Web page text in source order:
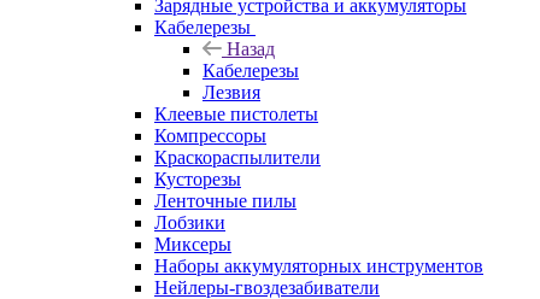
Зарядные устройства и аккумуляторы
Кабелерезы
Назад
Кабелерезы
Лезвия
Клеевые пистолеты
Компрессоры
Краскораспылители
Кусторезы
Ленточные пилы
Лобзики
Миксеры
Наборы аккумуляторных инструментов
Нейлеры-гвоздезабиватели